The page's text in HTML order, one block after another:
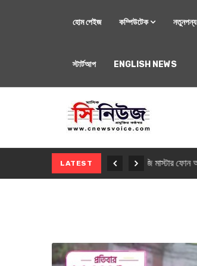
হোম পেইজ কম্পিউটেক নতুনপন্য
স্টার্টআপ ENGLISH NEWS
LATEST মোবাইল